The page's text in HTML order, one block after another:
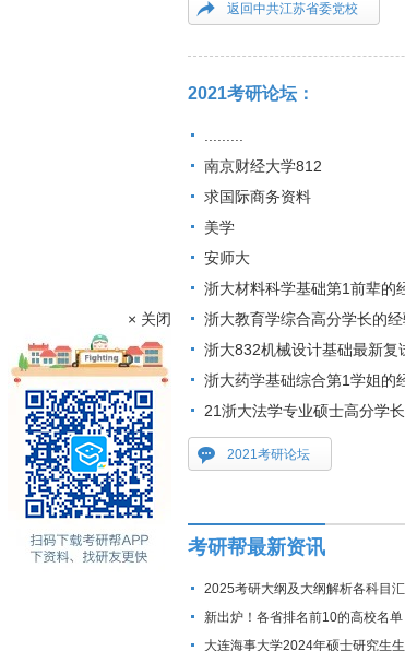
返回中共江苏省委党校
2021考研论坛：
南京财经大学812
求国际商务资料
美学
安师大
浙大材料科学基础第1前辈的
浙大教育学综合高分学长的
浙大832机械设计基础最新复
浙大药学基础综合第1学姐的
21浙大法学专业硕士高分学
2021考研论坛
考研帮最新资讯
2025考研大纲及大纲解析各科目
新出炉！各省排名前10的高校名单
大连海事大学2024年硕士研究生
× 关闭